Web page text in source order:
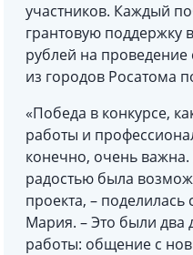
участников. Каждый
грантовую поддержку
рублей на проведение
из городов Росатома
«Победа в конкурсе,
работы и
конечно, очень
радостью была
проекта, –
Мария. – Это были два
работы: общение с